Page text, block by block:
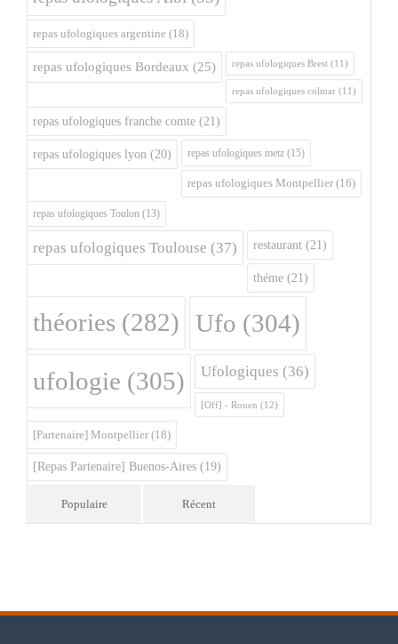
repas ufologiques argentine (18)
repas ufologiques Bordeaux (25) repas ufologiques Brest (11)
repas ufologiques colmar (11)
repas ufologiques franche comte (21)
repas ufologiques lyon (20) repas ufologiques metz (15)
repas ufologiques Montpellier (16)
repas ufologiques Toulon (13)
repas ufologiques Toulouse (37) restaurant (21)
théme (21)
théories (282) Ufo (304)
ufologie (305) Ufologiques (36)
[Off] - Rouen (12)
[Partenaire] Montpellier (18)
[Repas Partenaire] Buenos-Aires (19)
Populaire Récent